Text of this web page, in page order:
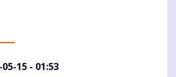
15 - 01:53